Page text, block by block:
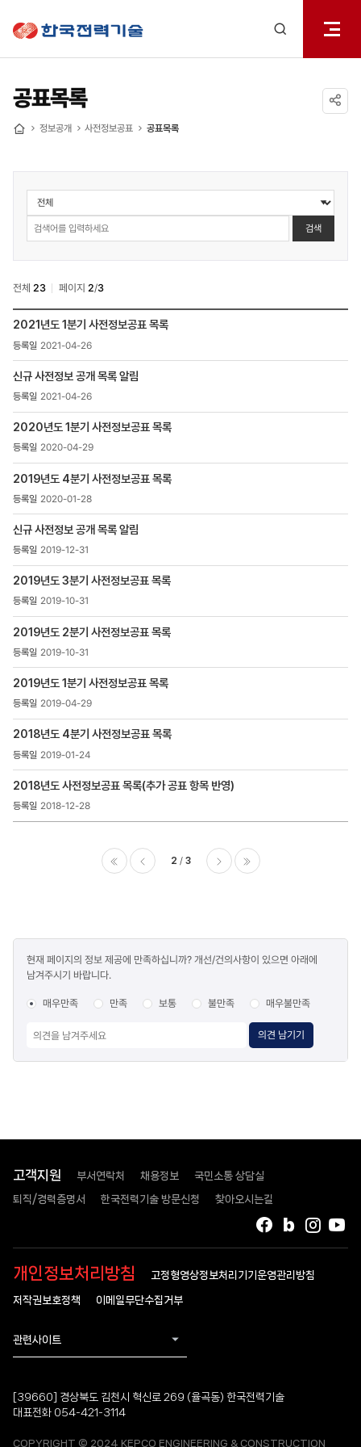
열기
공표목록
정보공개 사전정보공표 공표목록
정보공개
>
사전정보공표
>
공표목록
검색
전체 23 페이지 2/3
>
사전정보공표
>
공표목록
목록
번호,
등록일
첨부파일
,
조회수
2021년도 1분기 사전정보공표 목록
2021-04-26
신규 사전정보 공개 목록 알림
2021-04-26
2020년도 1분기 사전정보공표 목록
2020-04-29
2019년도 4분기 사전정보공표 목록
2020-01-28
신규 사전정보 공개 목록 알림
2019-12-31
2019년도 3분기 사전정보공표 목록
2019-10-31
2019년도 2분기 사전정보공표 목록
2019-10-31
2019년도 1분기 사전정보공표 목록
2019-04-29
2018년도 4분기 사전정보공표 목록
2019-01-24
2018년도 사전정보공표 목록(추가 공표 항목 반영)
2018-12-28
2 3
만족도
조사
현재 페이지의 정보 제공에 만족하십니까? 개선/건의사항이 있으면 아래에
남겨주시기 바랍니다.
매우만족 만족 보통 불만족 매우불만족
의견 남기기
고객지원 부서연락처 채용정보 국민소통 상담실
퇴직/경력증명서 한국전력기술 방문신청 찾아오시는길
인스
블로그
페이스북
개인정보처리방침 고정형영상정보처리기기운영관리방침
저작권보호정책 이메일무단수집거부
관련사이트
[39660] 경상북도 김천시 혁신로 269 (율곡동) 한국전력기술
대표전화 054-421-3114
COPYRIGHT © 2024 KEPCO ENGINEERING & CONSTRUCTION